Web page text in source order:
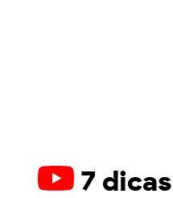
7